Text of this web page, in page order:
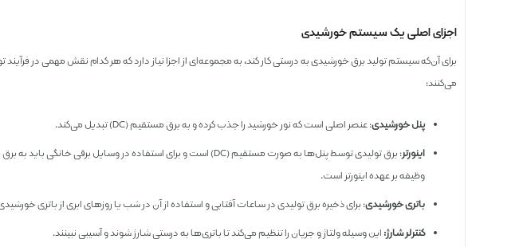
اجزای اصلی یک سیستم خورشیدی
برای آن‌که سیستم تولید برق خورشیدی به درستی کار کند، به مجموعه‌ای از اجزا نیاز دارد که هر کدام نقش مهمی در فرآیند
می‌کنند:
پنل خورشیدی: عنصر اصلی است که نور خورشید را جذب کرده و به برق مستقیم (DC) تبدیل می‌کند.
اینورتر
وظیفه بر عهده اینورتر است.
باتری خورشیدی: برای ذخیره برق تولیدی در ساعات آفتابی و استفاده از آن در شب یا روزهای ابری از باتری
کنترلر شارژ: این وسیله ولتاژ و جریان را تنظیم می‌کند تا باتری‌ها به درستی شارژ شوند و آسیبی نبینند.